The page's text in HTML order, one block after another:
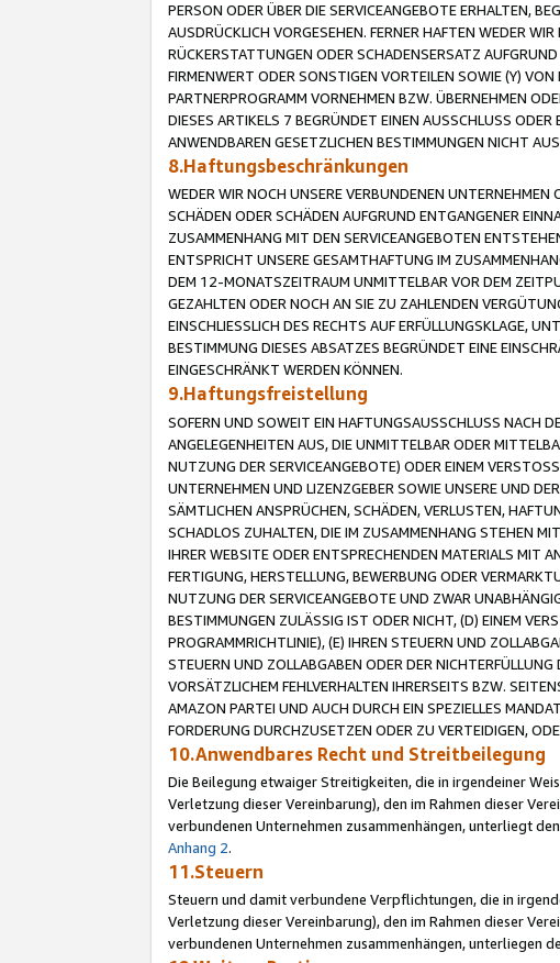
PERSON ODER ÜBER DIE SERVICEANGEBOTE ERHALTEN,
AUSDRÜCKLICH VORGESEHEN. FERNER HAFTEN WEDER
RÜCKERSTATTUNGEN ODER SCHADENSERSATZ
FIRMENWERT ODER SONSTIGEN VORTEILEN SOWIE (Y)
PARTNERPROGRAMM VORNEHMEN BZW. ÜBERNEHMEN
DIESES ARTIKELS 7 BEGRÜNDET EINEN AUSSCHLUSS
ANWENDBAREN GESETZLICHEN BESTIMMUNGEN NICHT
8.Haftungsbeschränkungen
WEDER WIR NOCH UNSERE VERBUNDENEN UNTERNEHMEN
SCHÄDEN ODER SCHÄDEN AUFGRUND ENTGANGENER
ZUSAMMENHANG MIT DEN SERVICEANGEBOTEN
ENTSPRICHT UNSERE GESAMTHAFTUNG IM
DEM 12-MONATSZEITRAUM UNMITTELBAR VOR DEM
GEZAHLTEN ODER NOCH AN SIE ZU ZAHLENDEN
EINSCHLIESSLICH DES RECHTS AUF ERFÜLLUNGSKLAGE,
BESTIMMUNG DIESES ABSATZES BEGRÜNDET EINE
EINGESCHRÄNKT WERDEN KÖNNEN.
9.Haftungsfreistellung
SOFERN UND SOWEIT EIN HAFTUNGSAUSSCHLUSS NACH
ANGELEGENHEITEN AUS, DIE UNMITTELBAR ODER
NUTZUNG DER SERVICEANGEBOTE) ODER EINEM
UNTERNEHMEN UND LIZENZGEBER SOWIE UNSERE UND
SÄMTLICHEN ANSPRÜCHEN, SCHÄDEN, VERLUSTEN,
SCHADLOS ZUHALTEN, DIE IM ZUSAMMENHANG STEHEN
IHRER WEBSITE ODER ENTSPRECHENDEN MATERIALS MIT
FERTIGUNG, HERSTELLUNG, BEWERBUNG ODER
NUTZUNG DER SERVICEANGEBOTE UND ZWAR
BESTIMMUNGEN ZULÄSSIG IST ODER NICHT, (D) EINEM
PROGRAMMRICHTLINIE), (E) IHREN STEUERN UND
STEUERN UND ZOLLABGABEN ODER DER
VORSÄTZLICHEM FEHLVERHALTEN IHRERSEITS BZW.
AMAZON PARTEI UND AUCH DURCH EIN SPEZIELLES
FORDERUNG DURCHZUSETZEN ODER ZU VERTEIDIGEN,
10.Anwendbares Recht und Streitbeilegung
Die Beilegung etwaiger Streitigkeiten, die in irgendeiner
Verletzung dieser Vereinbarung), den im Rahmen dieser
verbundenen Unternehmen zusammenhängen, unterliegt
Anhang 2.
11.Steuern
Steuern und damit verbundene Verpflichtungen, die in
Verletzung dieser Vereinbarung), den im Rahmen dieser
verbundenen Unternehmen zusammenhängen, unterliegen